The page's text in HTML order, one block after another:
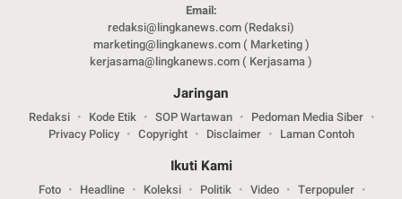
Email:
redaksi@lingkanews.com (Redaksi)
marketing@lingkanews.com ( Marketing )
kerjasama@lingkanews.com ( Kerjasama )
Jaringan
Redaksi Kode Etik SOP Wartawan
Pedoman Media Siber
Privacy Policy
Copyright Disclaimer Laman Contoh
Ikuti Kami
Foto Headline Koleksi Politik Video
Terpopuler